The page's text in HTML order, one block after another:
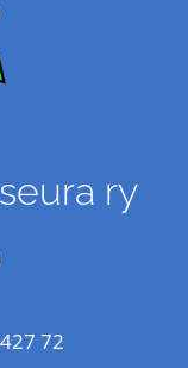
ry
72